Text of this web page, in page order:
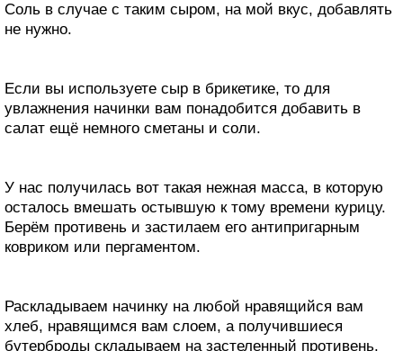
Соль в случае с таким сыром, на мой вкус, добавлять
не нужно.
Если вы используете сыр в брикетике, то для
увлажнения начинки вам понадобится добавить в
салат ещё немного сметаны и соли.
У нас получилась вот такая нежная масса, в которую
осталось вмешать остывшую к тому времени курицу.
Берём противень и застилаем его антипригарным
ковриком или пергаментом.
Раскладываем начинку на любой нравящийся вам
хлеб, нравящимся вам слоем, а получившиеся
бутерброды складываем на застеленный противень.